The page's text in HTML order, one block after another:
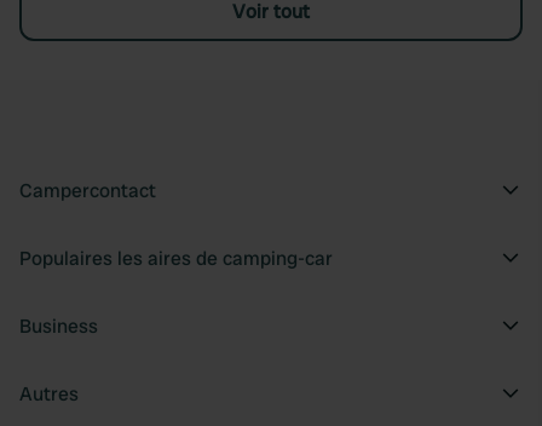
Voir tout
Campercontact
Populaires les aires de camping-car
Business
Autres